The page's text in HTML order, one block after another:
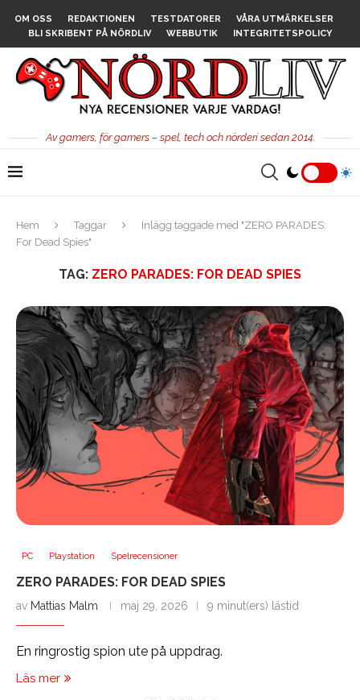
OM OSS REDAKTIONEN TESTDATORER
VÅRA UTMÄRKELSER
BLI SKRIBENT PÅ NÖRDLIV
WEBBUTIK INTEGRITETSPOLICY
Av gamers, för gamers – spel, tech och nörderi sedan 2014.
Hem Taggar
Inlägg taggade med "ZERO PARADES:
For Dead Spies"
TAG: ZERO PARADES: FOR DEAD SPIES
PC Playstation Spelrecensioner
ZERO PARADES: FOR DEAD SPIES
av Mattias Malm maj 29, 2026 9 minut(ers) lästid
En ringrostig spion ute på uppdrag.
Läs mer